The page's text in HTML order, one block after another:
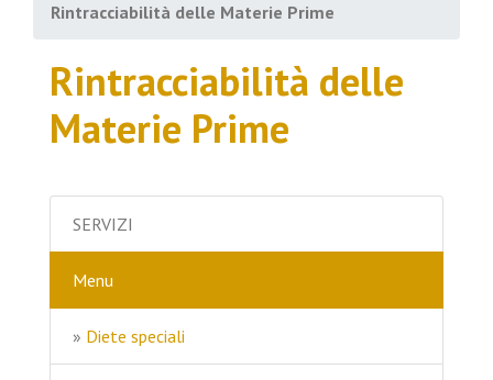
Rintracciabilità delle Materie Prime
Rintracciabilità delle
Materie Prime
SERVIZI
Menu
» Diete speciali